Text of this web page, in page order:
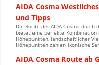
AIDA Cosma
und Tipps
Die Route der AIDA Cosma
bietet eine perfekte Kombination
Höhepunkten, landschaftlicher
Höhepunkten zählen ikonische
AIDA Cosma Route ab